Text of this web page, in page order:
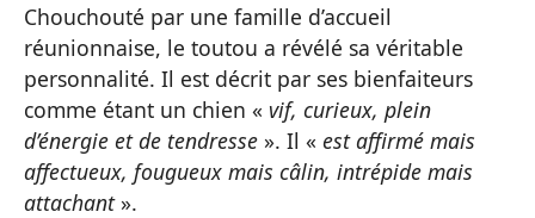
Chouchouté par une famille d’accueil
réunionnaise, le toutou a révélé sa véritable
personnalité. Il est décrit par ses bienfaiteurs
comme étant un chien « vif, curieux, plein
d’énergie et de tendresse ». Il « est affirmé mais
affectueux, fougueux mais câlin, intrépide mais
attachant».